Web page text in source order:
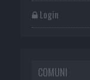
Login
COMUNI